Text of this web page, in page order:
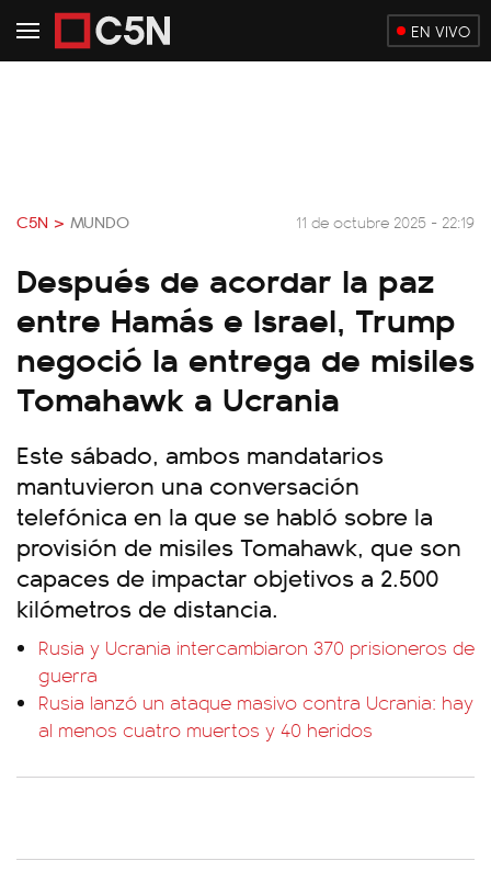
EN VIVO
C5N > MUNDO 11 de octubre 2025 - 22:19
Después de acordar la paz
entre Hamás e Israel, Trump
negoció la entrega de misiles
Tomahawk a Ucrania
Este sábado, ambos mandatarios
mantuvieron una conversación
telefónica en la que se habló sobre la
provisión de misiles Tomahawk, que son
capaces de impactar objetivos a 2.500
kilómetros de distancia.
Rusia y Ucrania intercambiaron 370 prisioneros de
guerra
Rusia lanzó un ataque masivo contra Ucrania: hay
al menos cuatro muertos y 40 heridos